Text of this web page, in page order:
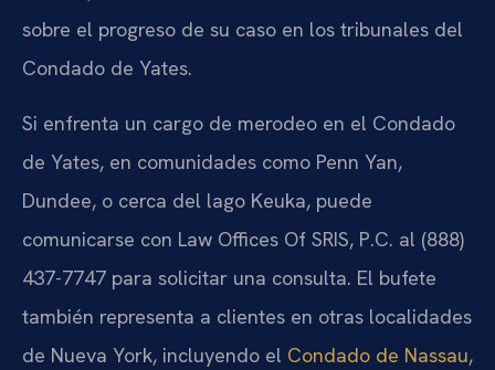
sobre el progreso de su caso en los tribunales del
Condado de Yates.
Si enfrenta un cargo de merodeo en el Condado
de Yates, en comunidades como Penn Yan,
Dundee, o cerca del lago Keuka, puede
comunicarse con Law Offices Of SRIS, P.C. al (888)
437-7747 para solicitar una consulta. El bufete
también representa a clientes en otras localidades
de Nueva York, incluyendo el Condado de Nassau,